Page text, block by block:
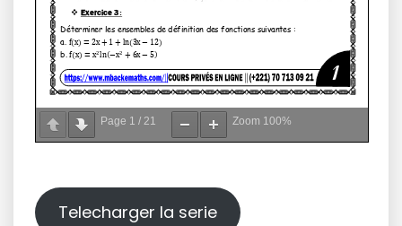
Page 1 / 21 Zoom 100%
Telecharger la serie